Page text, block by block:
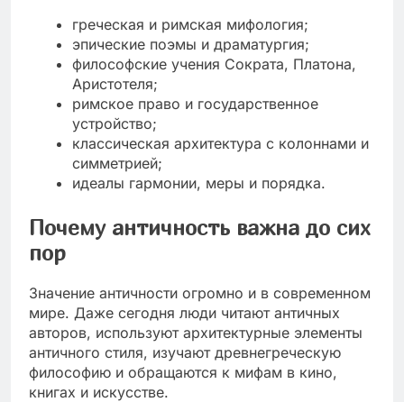
греческая и римская мифология;
эпические поэмы и драматургия;
философские учения Сократа, Платона,
Аристотеля;
римское право и государственное
устройство;
классическая архитектура с колоннами и
симметрией;
идеалы гармонии, меры и порядка.
Почему античность важна до сих
пор
Значение античности огромно и в современном
мире. Даже сегодня люди читают античных
авторов, используют архитектурные элементы
античного стиля, изучают древнегреческую
философию и обращаются к мифам в кино,
книгах и искусстве.